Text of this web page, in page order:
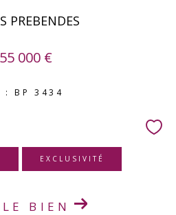
PREBENDES
000 €
: BP 3434
EXCLUSIVITÉ
BIEN